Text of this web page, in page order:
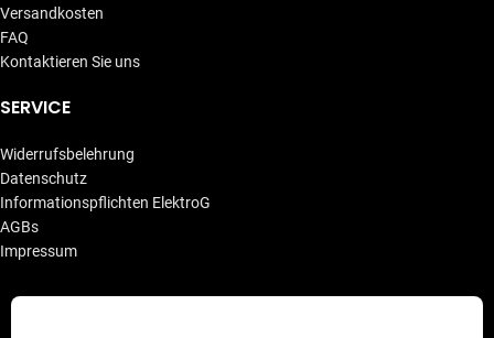
Versandkosten
FAQ
Kontaktieren Sie uns
SERVICE
Widerrufsbelehrung
Datenschutz
Informationspflichten ElektroG
AGBs
Impressum